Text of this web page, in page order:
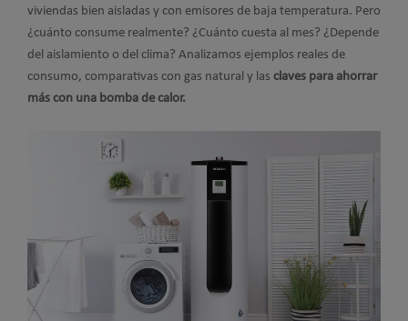
viviendas bien aisladas y con emisores de baja temperatura. Pero
¿cuánto consume realmente? ¿Cuánto cuesta al mes? ¿Depende
del aislamiento o del clima? Analizamos ejemplos reales de
consumo, comparativas con gas natural y las claves para ahorrar
más con una bomba de calor.